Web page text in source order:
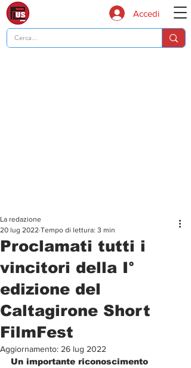
Accedi
Proclamati tutti i
vincitori della I°
edizione del
Caltagirone Short
FilmFest
La redazione
20 lug 2022 Tempo di lettura: 3 min
Aggiornamento: 26 lug 2022
Un importante riconoscimento